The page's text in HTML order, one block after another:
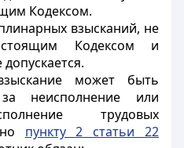
Кодексом.
взысканий, не
Кодексом и
может быть
неисполнение или
трудовых
пункту 2 статьи 22